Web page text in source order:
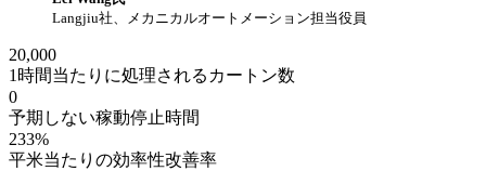
Langjiu社、メカニカルオートメーション担当役員
20,000
1時間当たりに処理されるカートン数
0
予期しない稼動停止時間
233%
平米当たりの効率性改善率